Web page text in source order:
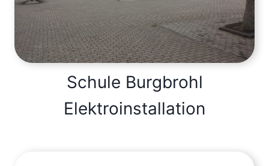
Schule Burgbrohl
Elektroinstallation